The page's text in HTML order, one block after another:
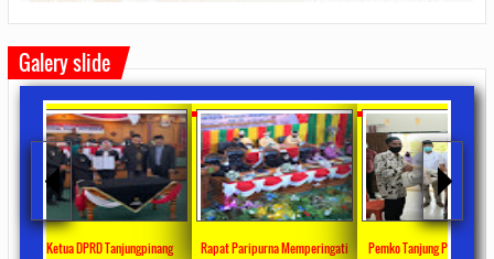
Galery slide
Paripurna Memperingati
Pemko Tanjung Pinang Bagikan
Ketua DPRD Kota Tanjungpinang